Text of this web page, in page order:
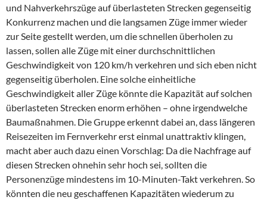
und Nahverkehrszüge auf überlasteten Strecken gegenseitig
Konkurrenz machen und die langsamen Züge immer wieder
zur Seite gestellt werden, um die schnellen überholen zu
lassen, sollen alle Züge mit einer durchschnittlichen
Geschwindigkeit von 120 km/h verkehren und sich eben nicht
gegenseitig überholen. Eine solche einheitliche
Geschwindigkeit aller Züge könnte die Kapazität auf solchen
überlasteten Strecken enorm erhöhen – ohne irgendwelche
Baumaßnahmen. Die Gruppe erkennt dabei an, dass längeren
Reisezeiten im Fernverkehr erst einmal unattraktiv klingen,
macht aber auch dazu einen Vorschlag: Da die Nachfrage auf
diesen Strecken ohnehin sehr hoch sei, sollten die
Personenzüge mindestens im 10-Minuten-Takt verkehren. So
könnten die neu geschaffenen Kapazitäten wiederum zu